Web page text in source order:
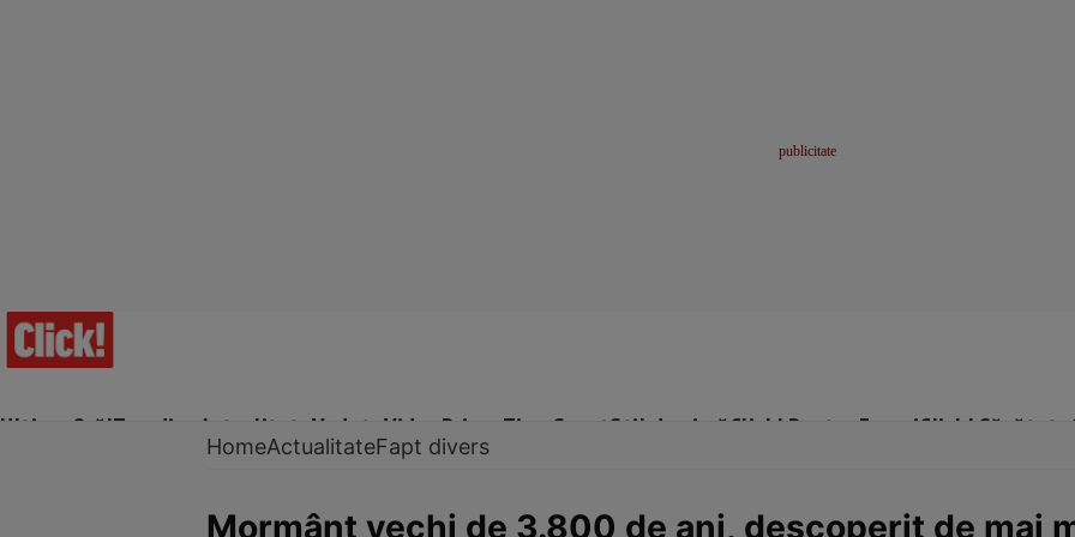
Ultima Oră!Trending Actualitate Vedete Video Prime Time SportStil de viațăClick! Pentru FemeiClick! Sănătate
HomeActualitateFapt divers
Mormânt vechi de 3.800 de ani, descoperit de mai